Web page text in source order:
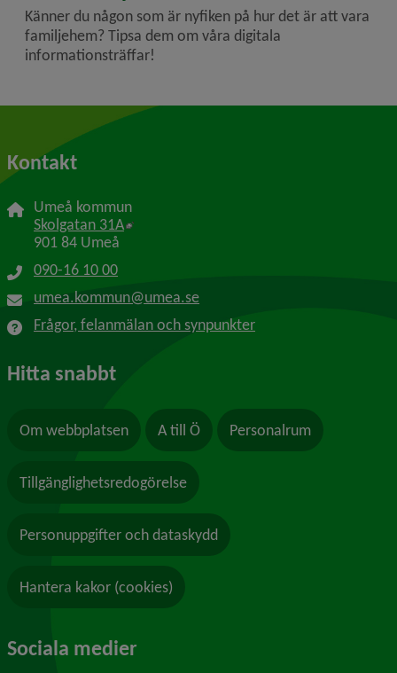
Känner du någon som är nyfiken på hur det är att vara
familjehem? Tipsa dem om våra digitala
informationsträffar!
Kontakt
Umeå kommun
Skolgatan 31A Länk till annan webbplats, öppnas i nytt
901 84 Umeå
090-16 10 00
umea.kommun@umea.se
Frågor, felanmälan och synpunkter
Hitta snabbt
Om webbplatsen A till Ö Personalrum
Tillgänglighetsredogörelse
Personuppgifter och dataskydd
Hantera kakor (cookies)
Sociala medier